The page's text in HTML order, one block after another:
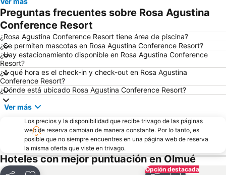
Parque Reloj de Flores
Universidad Técnica Federico Santa María
Plaza Sotomayor
Teatro Municipal
Playa Cochoa
Miramar
Plaza José Francisco Vergara
Playa el Sol
Caleta Abarca
Puerto de Valparaiso
Muelle Vergara
Aeropuerto Viña del Mar
Laguna Sausalito
Plaza Libertador Bernardo OHiggins
Arco Británico
Castillo Wulff
Parque Italia
Palacio Rioja
Museo de Arqueologia e Historia Francisco Fonck
Parque Costero
Pablo Neruda
Preguntas frecuentes sobre Rosa Agustina
Conference Resort
¿Rosa Agustina Conference Resort tiene área de piscina?
¿Se permiten mascotas en Rosa Agustina Conference Resort?
¿Hay estacionamiento disponible en Rosa Agustina Conference
Resort?
¿A qué hora es el check-in y check-out en Rosa Agustina
Conference Resort?
¿Dónde está ubicado Rosa Agustina Conference Resort?
Ver más
Los precios y la disponibilidad que recibe trivago de las páginas
web de reserva cambian de manera constante. Por lo tanto, es
posible que no siempre encuentres en una página web de reserva
la misma oferta que viste en trivago.
Hoteles con mejor puntuación en Olmué
Opción destacada